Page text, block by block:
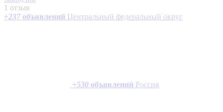
1 отзыв
+237 объявлений Центральный федеральный округ
+530 объявлений Россия